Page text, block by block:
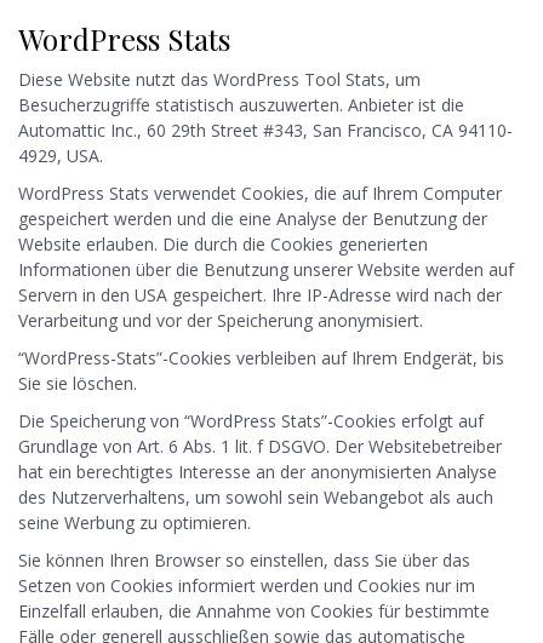
WordPress Stats
Diese Website nutzt das WordPress Tool Stats, um
Besucherzugriffe statistisch auszuwerten. Anbieter ist die
Automattic Inc., 60 29th Street #343, San Francisco, CA 94110-
4929, USA.
WordPress Stats verwendet Cookies, die auf Ihrem Computer
gespeichert werden und die eine Analyse der Benutzung der
Website erlauben. Die durch die Cookies generierten
Informationen über die Benutzung unserer Website werden auf
Servern in den USA gespeichert. Ihre IP-Adresse wird nach der
Verarbeitung und vor der Speicherung anonymisiert.
“WordPress-Stats”-Cookies verbleiben auf Ihrem Endgerät, bis
Sie sie löschen.
Die Speicherung von “WordPress Stats”-Cookies erfolgt auf
Grundlage von Art. 6 Abs. 1 lit. f DSGVO. Der Websitebetreiber
hat ein berechtigtes Interesse an der anonymisierten Analyse
des Nutzerverhaltens, um sowohl sein Webangebot als auch
seine Werbung zu optimieren.
Sie können Ihren Browser so einstellen, dass Sie über das
Setzen von Cookies informiert werden und Cookies nur im
Einzelfall erlauben, die Annahme von Cookies für bestimmte
Fälle oder generell ausschließen sowie das automatische